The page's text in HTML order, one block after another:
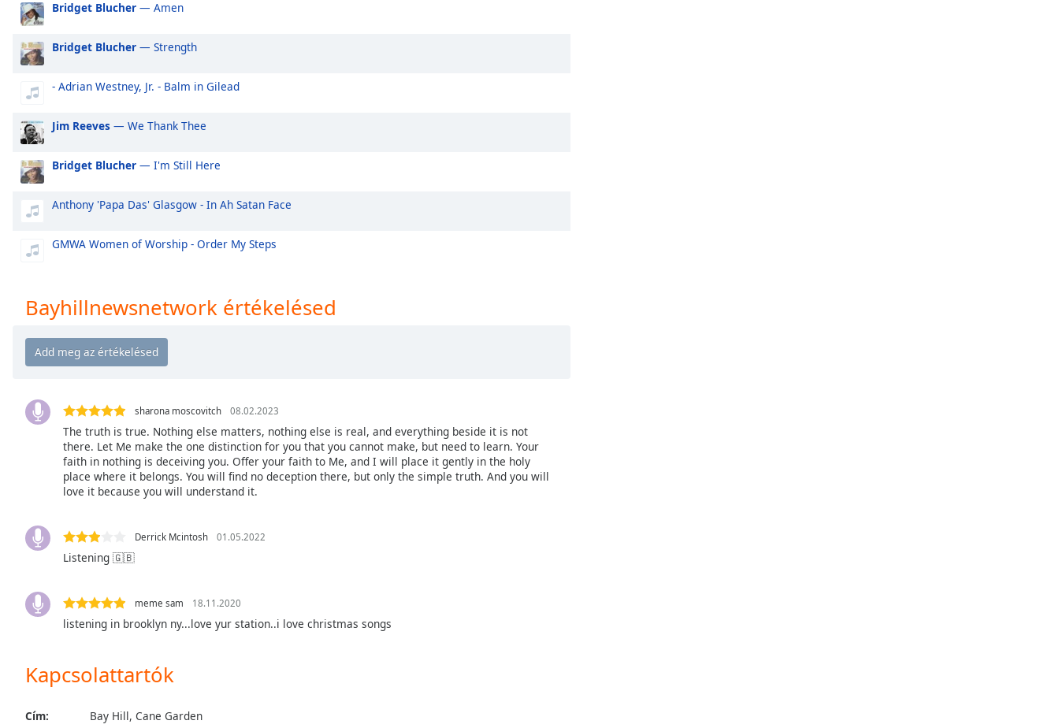
dialog
subtitles
off
selected
Audio
Track
Picture-
in-
Fullscreen
modal
window.
Beginning
window.
Escape
cancel
Color
Background
Bridget Blucher — Amen
Bridget Blucher — Strength
- Adrian Westney, Jr. - Balm in Gilead
Jim Reeves — We Thank Thee
Bridget Blucher — I'm Still Here
Anthony 'Papa Das' Glasgow - In Ah Satan Face
GMWA Women of Worship - Order My Steps
Bayhillnewsnetwork értékelésed
sharona moscovitch 08.02.2023
The truth is true. Nothing else matters, nothing else is real, and everything beside it is not
there. Let Me make the one distinction for you that you cannot make, but need to learn. Your
faith in nothing is deceiving you. Offer your faith to Me, and I will place it gently in the holy
place where it belongs. You will find no deception there, but only the simple truth. And you will
love it because you will understand it.
Derrick Mcintosh 01.05.2022
Listening 🇬🇧
meme sam 18.11.2020
listening in brooklyn ny...love yur station..i love christmas songs
Kapcsolattartók
Cím:
Bay Hill, Cane Garden